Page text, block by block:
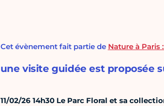
Cet évènement fait partie de Nature à Paris
une visite guidée est proposée
11/02/26 14h30 Le Parc Floral et sa